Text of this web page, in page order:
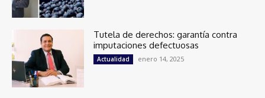
Tutela de derechos: garantía contra
imputaciones defectuosas
Actualidad enero 14, 2025